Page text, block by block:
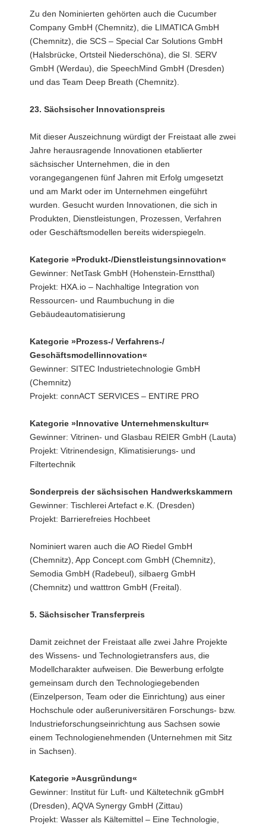
Zu den Nominierten gehörten auch die Cucumber
Company GmbH (Chemnitz), die LIMATICA GmbH
(Chemnitz), die SCS – Special Car Solutions GmbH
(Halsbrücke, Ortsteil Niederschöna), die SI. SERV
GmbH (Werdau), die SpeechMind GmbH (Dresden)
und das Team Deep Breath (Chemnitz).
23. Sächsischer Innovationspreis
Mit dieser Auszeichnung würdigt der Freistaat alle zwei
Jahre herausragende Innovationen etablierter
sächsischer Unternehmen, die in den
vorangegangenen fünf Jahren mit Erfolg umgesetzt
und am Markt oder im Unternehmen eingeführt
wurden. Gesucht wurden Innovationen, die sich in
Produkten, Dienstleistungen, Prozessen, Verfahren
oder Geschäftsmodellen bereits widerspiegeln.
Kategorie »Produkt-/Dienstleistungsinnovation«
Gewinner: NetTask GmbH (Hohenstein-Ernstthal)
Projekt: HXA.io – Nachhaltige Integration von
Ressourcen- und Raumbuchung in die
Gebäudeautomatisierung
Kategorie »Prozess-/ Verfahrens-/
Geschäftsmodellinnovation«
Gewinner: SITEC Industrietechnologie GmbH
(Chemnitz)
Projekt: connACT SERVICES – ENTIRE PRO
Kategorie »Innovative Unternehmenskultur«
Gewinner: Vitrinen- und Glasbau REIER GmbH (Lauta)
Projekt: Vitrinendesign, Klimatisierungs- und
Filtertechnik
Sonderpreis der sächsischen Handwerkskammern
Gewinner: Tischlerei Artefact e.K. (Dresden)
Projekt: Barrierefreies Hochbeet
Nominiert waren auch die AO Riedel GmbH
(Chemnitz), App Concept.com GmbH (Chemnitz),
Semodia GmbH (Radebeul), silbaerg GmbH
(Chemnitz) und watttron GmbH (Freital).
5. Sächsischer Transferpreis
Damit zeichnet der Freistaat alle zwei Jahre Projekte
des Wissens- und Technologietransfers aus, die
Modellcharakter aufweisen. Die Bewerbung erfolgte
gemeinsam durch den Technologiegebenden
(Einzelperson, Team oder die Einrichtung) aus einer
Hochschule oder außeruniversitären Forschungs- bzw.
Industrieforschungseinrichtung aus Sachsen sowie
einem Technologienehmenden (Unternehmen mit Sitz
in Sachsen).
Kategorie »Ausgründung«
Gewinner: Institut für Luft- und Kältetechnik gGmbH
(Dresden), AQVA Synergy GmbH (Zittau)
Projekt: Wasser als Kältemittel – Eine Technologie,